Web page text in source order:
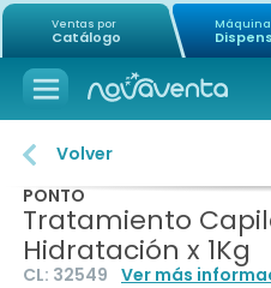
Ventas por
Catálogo
Volver
PONTO
Tratamiento
Hidratación x 1Kg
CL: 32549 Ver más